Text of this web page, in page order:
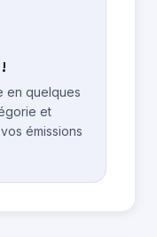
en quelques
et
émissions